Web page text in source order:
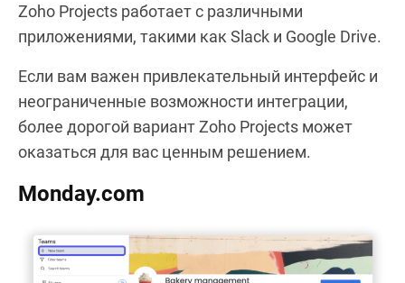
Zoho Projects работает с различными
приложениями, такими как Slack и Google Drive.
Если вам важен привлекательный интерфейс и
неограниченные возможности интеграции,
более дорогой вариант Zoho Projects может
оказаться для вас ценным решением.
Monday.com